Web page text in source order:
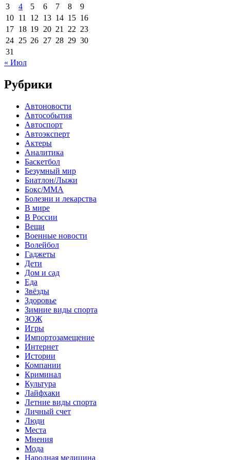
3
4 5 6 7 8
9
10 11 12 13 14 15 16
17 18 19 20 21 22 23
24 25 26 27 28 29 30
31
« Июл
Рубрики
Автоновости
Автособытия
Автоспорт
Автоэксперт
Актеры
Аналитика
Баскетбол
Безумный мир
Биатлон/Лыжи
Бокс/MMA
Болезни и лекарства
В мире
В России
Вещи
Военные новости
Волейбол
Гаджеты
Дети
Дом и сад
Еда
Звёзды
Здоровье
Зимние виды спорта
ЗОЖ
Игры
Импортозамещение
Интернет
Истории
Компании
Криминал
Культура
Лайфхаки
Летние виды спорта
Личный счет
Люди
Места
Мнения
Мода
Народная медицина